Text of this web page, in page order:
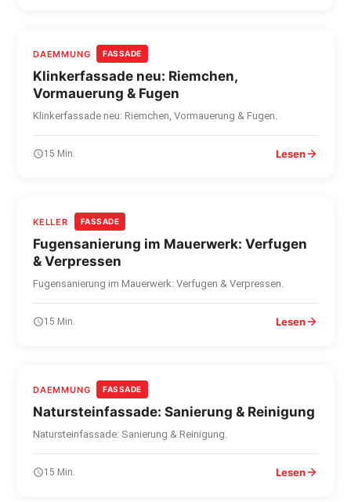
DAEMMUNG FASSADE
Klinkerfassade neu: Riemchen,
Vormauerung & Fugen
Klinkerfassade neu: Riemchen, Vormauerung & Fugen.
15 Min. Lesen
KELLER FASSADE
Fugensanierung im Mauerwerk: Verfugen
& Verpressen
Fugensanierung im Mauerwerk: Verfugen & Verpressen.
15 Min. Lesen
DAEMMUNG FASSADE
Natursteinfassade: Sanierung & Reinigung
Natursteinfassade: Sanierung & Reinigung.
15 Min. Lesen